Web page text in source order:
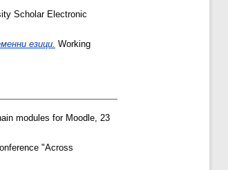
Scholar Electronic
езици. Working
modules for Moodle, 23
"Across